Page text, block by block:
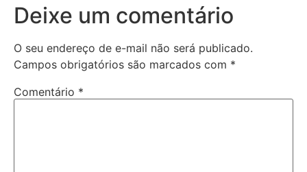
Deixe um comentário
O seu endereço de e-mail não será publicado.
Campos obrigatórios são marcados com *
Comentário *